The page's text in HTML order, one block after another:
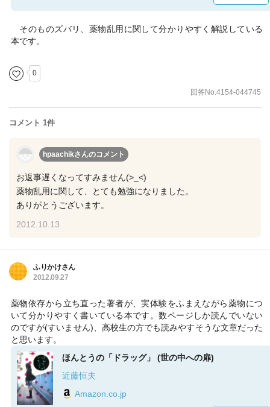
そのものズバリ、薬物乱用に関して分かりやすく解説している
本です。
0
回答No.4154-044745
コメント 1件
hpaachikさんのコメント
お返事遅くなってすみません(>_<)
薬物乱用に関して、とても勉強になりました。
ありがとうございます。
2012.10.13
ふりかけさん
2012.09.27
薬物依存から立ち直った著者が、実体験をふまえながら薬物につ
いて分かりやすく書いている本です。数ページしか読んでいない
のですが(すいません)、高校生の方でも読みやすそうな文章だった
と思います。
ほんとうの「ドラッグ」 (世の中への扉)
近藤恒夫
Amazon.co.jp